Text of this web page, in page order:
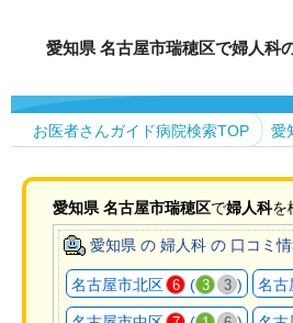
愛知県 名古屋市瑞穂区で婦人科
お医者さんガイド病院検索TOP 愛
愛知県 名古屋市瑞穂区で婦人科を
愛知県 の 婦人科 の 口コミ
名古屋市北区 6 ( 3 3 ) 名古